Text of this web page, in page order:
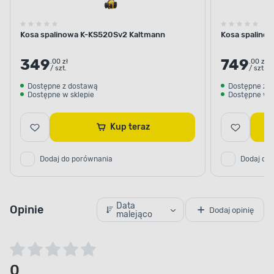
Kosa spalinowa K-KS520Sv2 Kaltmann
349.00 zł
/ szt.
Dostępne z dostawą
Dostępne w sklepie
Kup teraz
Dodaj do porównania
Kosa
749.00 zł
/ szt.
Dostępne z
Dostępne w
Dodaj do
Opinie
Data
malejąco
Dodaj opinię
0